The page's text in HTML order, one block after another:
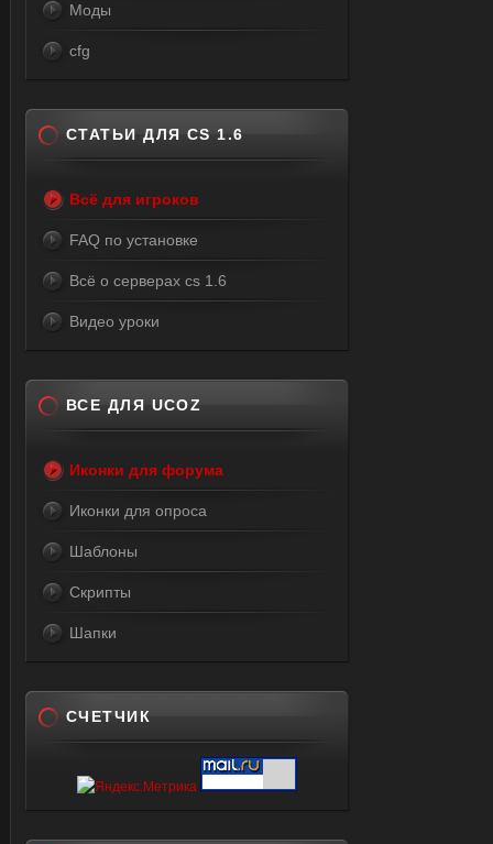
Моды
cfg
СТАТЬИ ДЛЯ CS 1.6
Всё для игроков
FAQ по установке
Всё о серверах cs 1.6
Видео уроки
ВСЕ ДЛЯ UCOZ
Иконки для форума
Иконки для опроса
Шаблоны
Скрипты
Шапки
СЧЕТЧИК